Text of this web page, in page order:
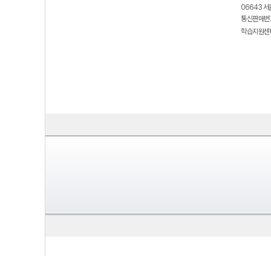
06643 서
통신판매
학습지원